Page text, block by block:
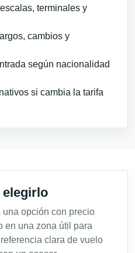
terminales y
cambios y
según nacionalidad
si cambia la tarifa
elegirlo
opción con precio
en una zona útil para
clara de vuelo